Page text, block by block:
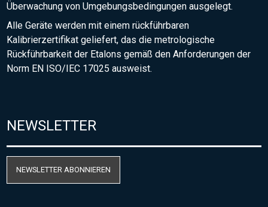
Überwachung von Umgebungsbedingungen ausgelegt.
Alle Geräte werden mit einem rückführbaren
Kalibrierzertifikat geliefert, das die metrologische
Rückführbarkeit der Etalons gemäß den Anforderungen der
Norm EN ISO/IEC 17025 ausweist.
NEWSLETTER
NEWSLETTER ABONNIEREN